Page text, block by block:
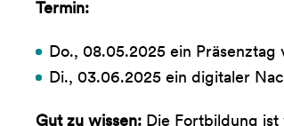
Termin:
Do., 08.05.2025 ein
Di., 03.06.2025 ein digitaler
Gut zu wissen: Die Fortbildung